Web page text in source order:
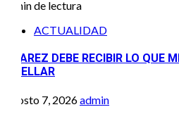
2 min de lectura
ACTUALIDAD
JUAREZ DEBE RECIBIR LO QUE
CUELLAR
agosto 7, 2026admin